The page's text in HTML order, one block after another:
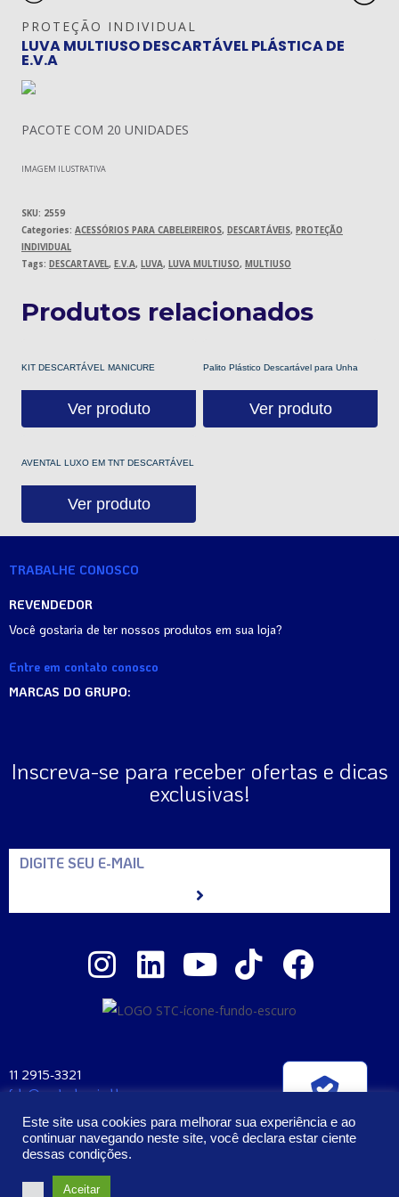
PROTEÇÃO INDIVIDUAL
LUVA MULTIUSO DESCARTÁVEL PLÁSTICA DE
E.V.A
PACOTE COM 20 UNIDADES
IMAGEM ILUSTRATIVA
SKU: 2559
Categories: ACESSÓRIOS PARA CABELEIREIROS, DESCARTÁVEIS, PROTEÇÃO
INDIVIDUAL
Tags: DESCARTAVEL, E.V.A, LUVA, LUVA MULTIUSO, MULTIUSO
Produtos relacionados
KIT DESCARTÁVEL MANICURE
Ver produto
Palito Plástico Descartável para Unha
Ver produto
AVENTAL LUXO EM TNT DESCARTÁVEL
Ver produto
TRABALHE CONOSCO
REVENDEDOR
Você gostaria de ter nossos produtos em sua loja?
Entre em contato conosco
MARCAS DO GRUPO:
Inscreva-se para receber ofertas e dicas
exclusivas!
11 2915-3321
fale@santaclara.ind.br
CEP: 04225-000
2023 – Todos os Direitos Reservados | Santa Clara Manufatura e
Este site usa cookies para melhorar sua experiência e ao
continuar navegando neste site, você declara estar ciente
dessas condições.
Aceitar